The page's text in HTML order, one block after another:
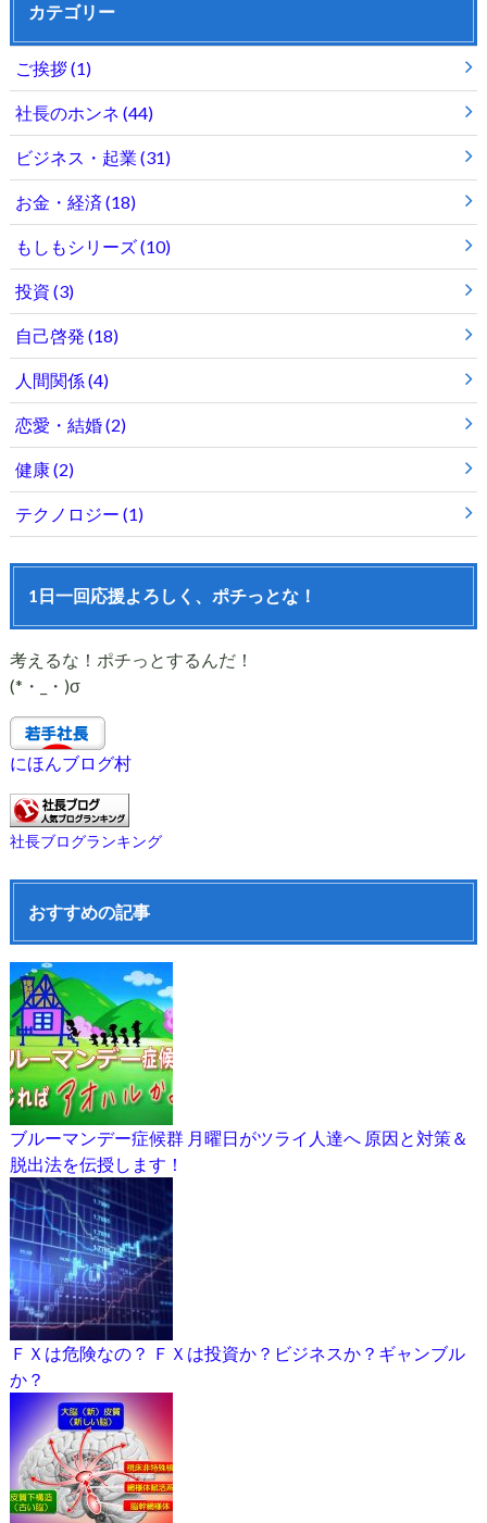
カテゴリー
ご挨拶(1)
社長のホンネ (44)
ビジネス・起業 (31)
お金・経済 (18)
もしもシリーズ(10)
投資 (3)
自己啓発 (18)
人間関係(4)
恋愛・結婚(2)
健康(2)
テクノロジー (1)
1日一回応援よろしく、ポチっとな！
考えるな！ポチっとするんだ！
(*・_・)σ
にほんブログ村
社長ブログランキング
おすすめの記事
ブルーマンデー症候群 月曜日がツライ人達へ 原因と対策＆
脱出法を伝授します！
ＦＸは危険なの？ ＦＸは投資か？ビジネスか？ギャンブル
か？